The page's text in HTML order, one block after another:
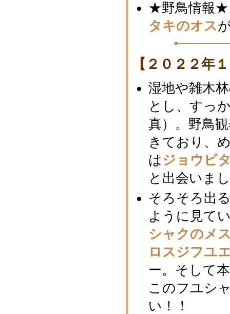
★野鳥情報★
タキのオス
【２０２２年
湿地や雑木
とし、すっ
真）。野鳥
きており、
はジョウビ
と出会いま
そろそろ出
ように見て
シャクのメ
ロスジフユ
ー。そして
このフユシ
い！！